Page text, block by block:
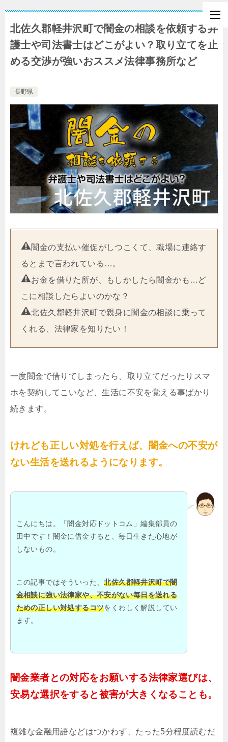
北佐久郡軽井沢町で闇金の相談を依頼する弁
護士や司法書士はどこがよい？取り立てを止
める交渉が強いおススメ法律事務所など
長野県
闇金の支払い催促がしつこくて、職場に連絡す
るとまで言われている…。
お金を借りた所が、もしかしたら闇金かも…ど
こに相談したらよいのかな？
北佐久郡軽井沢町で親身に闇金の相談に乗って
くれる、法律家を知りたい！
一度闇金で借りてしまったら、取り立てだったりスマ
ホを契約してこいなど、生活に不安を覚える事ばかり
続きます。
けれども正しい対処を行えば、闇金への不安が
ない生活を送れるようになります。
こんにちは。「闇金対応ドットコム」編集部員の
田中です！闇金に借金すると、毎日生きた心地が
しないもの。
この記事ではそういった、北佐久郡軽井沢町で闇
金相談に強い法律家や、不安がない毎日を送れる
ための正しい対処するコツをくわしく解説してい
ます。
闇金業者との対応をお願いする法律家選びは、
安易な選択をすると被害が大きくなることも。
複雑な金融用語などはつかわず、たった5分程度読むだ